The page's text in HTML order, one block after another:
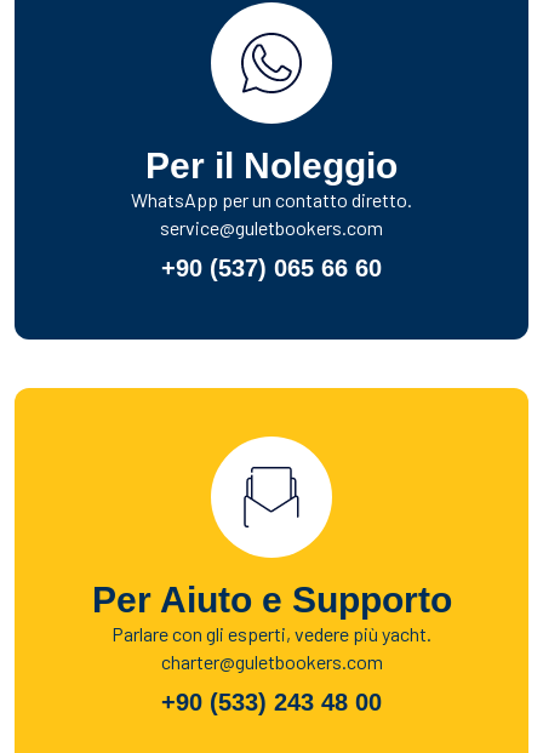
Per il Noleggio
WhatsApp per un contatto diretto.
service@guletbookers.com
+90 (537) 065 66 60
Per Aiuto e Supporto
Parlare con gli esperti, vedere più yacht.
charter@guletbookers.com
+90 (533) 243 48 00